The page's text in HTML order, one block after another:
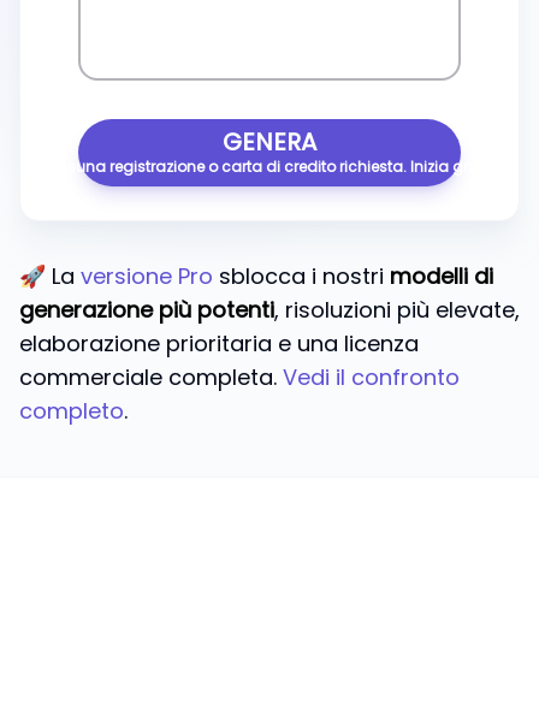
GENERA
Nessuna registrazione o carta di credito richiesta. Inizia gratis.
🚀 La versione Pro sblocca i nostri modelli di
generazione più potenti, risoluzioni più elevate,
elaborazione prioritaria e una licenza
commerciale completa. Vedi il confronto
completo.